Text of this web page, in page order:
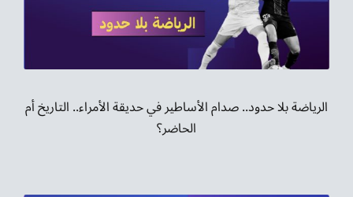
الرياضة بلا حدود.. صدام الأساطير في حديقة الأمراء.. التاريخ أم
الحاضر؟